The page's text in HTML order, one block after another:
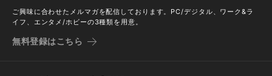
ご興味に合わせたメルマガを配信しております。PC/デジタル、ワーク&ラ
イフ、エンタメ/ホビーの3種類を用意。
無料登録はこちら